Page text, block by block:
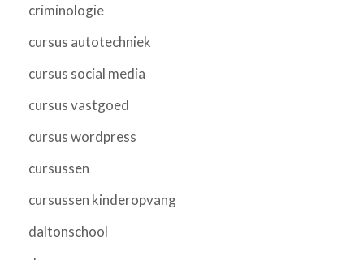
criminologie
cursus autotechniek
cursus social media
cursus vastgoed
cursus wordpress
cursussen
cursussen kinderopvang
daltonschool